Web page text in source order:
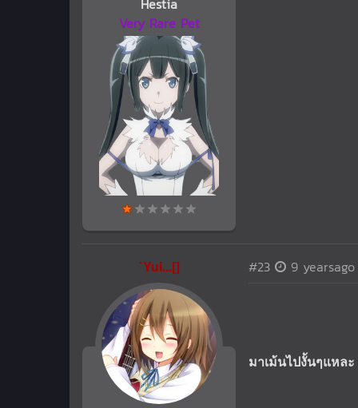
Hestia
Very Rare Pet
`Yui...[] #23 9 yearsago
มาเม้นไปงั้นๆแหล